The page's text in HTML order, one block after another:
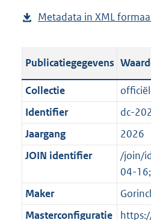
u
l
c
a
t
i
e
n
f
r
o
t
e
:
3
K
p
b
i
c
a
t
i
i
n
g
o
t
t
e
:
o
b
e
Metadata in XML
Publicatiegegevens
Collectie
Identifier
dc-
Jaargang
2026
JOIN identifier
/join/
04-
Maker
Masterconfiguratie